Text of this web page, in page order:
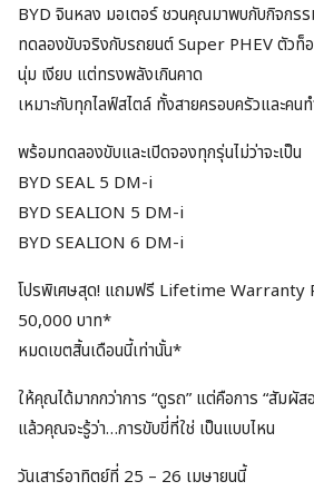
BYD จินหลง มอเตอร์ ชวนคุณมาพบกับกิจกร
ทดลองขับจริงกับรถยนต์ Super PHEV ตัวท็
นุ่ม เงียบ แต่ทรงพลังเกินคาด
เหมาะกับทุกไลฟ์สไตล์ ทั้งสายครอบครัวและคน
พร้อมทดลองขับและเปิดจองทุกรุ่นไม่ว่าจะเป็น
BYD SEAL 5 DM-i
BYD SEALION 5 DM-i
BYD SEALION 6 DM-i
โปรพิเศษสุด! แถมฟรี Lifetime Warranty
50,000 บาท*
หมดเขตสิ้นเดือนนี้เท่านั้น*
ให้คุณได้มากกว่าการ “ดูรถ” แต่คือการ “สัมผัส
แล้วคุณจะรู้ว่า…การขับขี่ที่ใช่ เป็นแบบไหน
วันเสาร์อาทิตย์ที่ 25 – 26 เมษายนนี้